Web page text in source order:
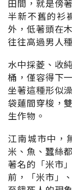
田間，就是傍
半新不舊的衫
外，低著頭在
往往高過男人
水中採菱、收
桶，僅容得下
坐著這種形似
袋蓮間穿梭，
生作物。
江南城市中，
米、魚、蠶絲
著名的「米市
前，「米市」